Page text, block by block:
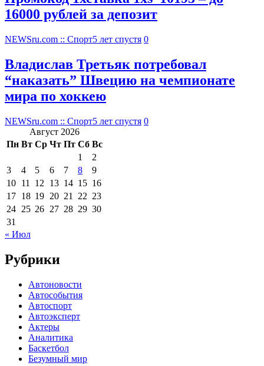
16000 рублей за депозит
NEWSru.com :: Спорт5 лет спустя 0
Владислав Третьяк потребовал
“наказать” Швецию на чемпионате
мира по хоккею
NEWSru.com :: Спорт5 лет спустя 0
Август 2026
Пн Вт Ср Чт Пт Сб Вс
1
2
3
4 5 6 7 8
9
10 11 12 13 14 15 16
17 18 19 20 21 22 23
24 25 26 27 28 29 30
31
« Июл
Рубрики
Автоновости
Автособытия
Автоспорт
Автоэксперт
Актеры
Аналитика
Баскетбол
Безумный мир